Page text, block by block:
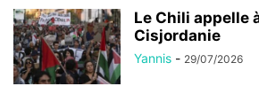
Le Chili appelle
Cisjordanie
Yannis - 29/07/2026